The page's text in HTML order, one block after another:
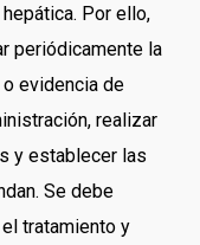
Por ello,
periódicamente la
evidencia de
realizar
y establecer las
Se debe
tratamiento y